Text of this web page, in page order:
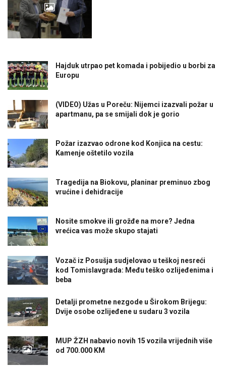
Hajduk utrpao pet komada i pobijedio u borbi za
Europu
(VIDEO) Užas u Poreču: Nijemci izazvali požar u
apartmanu, pa se smijali dok je gorio
Požar izazvao odrone kod Konjica na cestu:
Kamenje oštetilo vozila
Tragedija na Biokovu, planinar preminuo zbog
vrućine i dehidracije
Nosite smokve ili grožđe na more? Jedna
vrećica vas može skupo stajati
Vozač iz Posušja sudjelovao u teškoj nesreći
kod Tomislavgrada: Među teško ozlijeđenima i
beba
Detalji prometne nezgode u Širokom Brijegu:
Dvije osobe ozlijeđene u sudaru 3 vozila
MUP ŽZH nabavio novih 15 vozila vrijednih više
od 700.000 KM